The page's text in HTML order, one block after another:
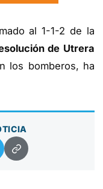
al 1-1-2 de la
de Utrera
los bomberos, ha